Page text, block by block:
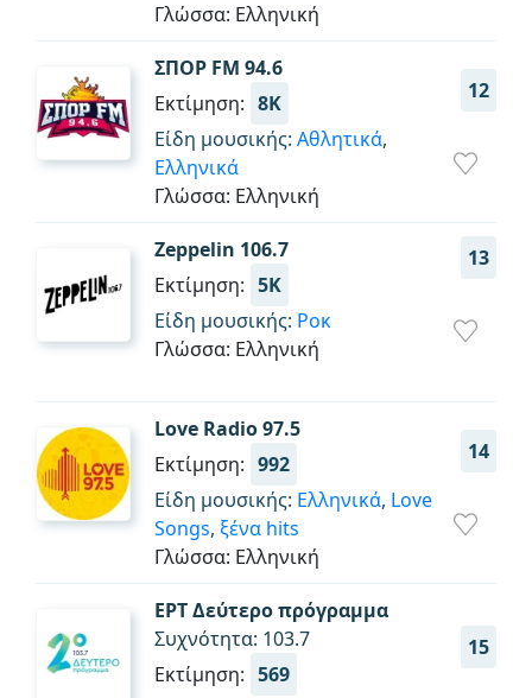
Γλώσσα: Ελληνική
ΣΠΟΡ FM 94.6
12
Εκτίμηση: 8K
Είδη μουσικής: Αθλητικά,
Ελληνικά
Γλώσσα: Ελληνική
Zeppelin 106.7
13
Εκτίμηση: 5K
Είδη μουσικής: Ροκ
Γλώσσα: Ελληνική
Love Radio 97.5
14
Εκτίμηση: 992
Είδη μουσικής: Ελληνικά, Love
Songs, ξένα hits
Γλώσσα: Ελληνική
ΕΡΤ Δεύτερο πρόγραμμα
15
Συχνότητα: 103.7
Εκτίμηση: 569